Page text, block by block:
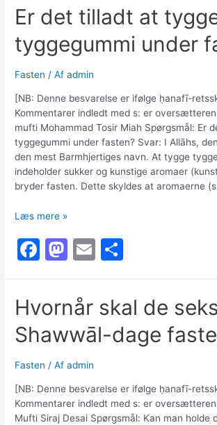
skal
sige
i
bønnen,
hvordan
jeg
bede?
e
b
o
o
k
o
d
o
n
l
e
Er det tilladt at
tyggegummi under
Fasten / Afadmin
[NB: Denne besvarelse er ifølge ḥanafī-
Kommentarer indledt med s: er
mufti Mohammad Tosir Miah Spørgsmål: Er
tyggegummi under fasten? Svar: I Allāhs,
den mest Barmhjertiges navn. At tygge
indeholder sukker og kunstige aromaer
bryder fasten. Dette skyldes at aromaerne
Er
tilladt
at
under
fasten?
Læs mere »
F
a
e
b
o
o
k
M
a
st
o
d
o
n
E
m
ai
l
h
ar
e
Hvornår skal de seks
Shawwāl-dage
Fasten / Afadmin
[NB: Denne besvarelse er ifølge ḥanafī-
Kommentarer indledt med s: er
Mufti Siraj Desai Spørgsmål: Kan man holde